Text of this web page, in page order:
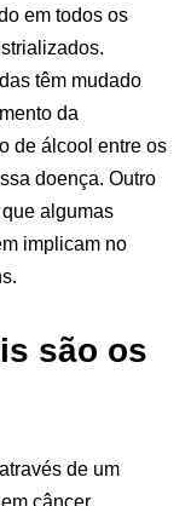
em todos os
têm mudado
da
de álcool entre os
doença. Outro
algumas
implicam no
são os
de um
câncer.